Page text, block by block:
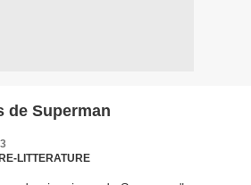
de Superman
LITTERATURE